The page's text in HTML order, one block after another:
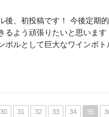
後、初投稿です！ 今後定期
るよう頑張りたいと思いま
ボルとして巨大なワインボト
30 31 32 33 34 35